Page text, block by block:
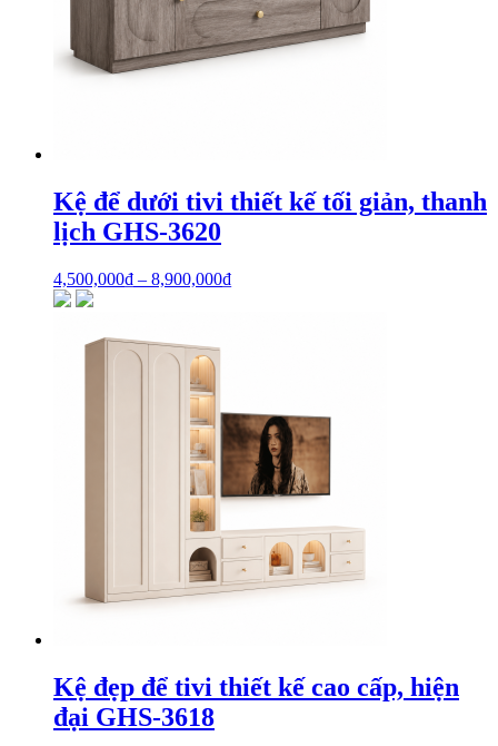
Kệ để dưới tivi thiết kế tối giản, thanh
lịch GHS-3620
4,500,000₫ – 8,900,000₫
Kệ đẹp để tivi thiết kế cao cấp, hiện
đại GHS-3618